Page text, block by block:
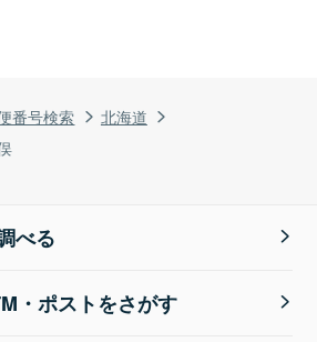
番号検索
北海道
べる
・ポストをさがす